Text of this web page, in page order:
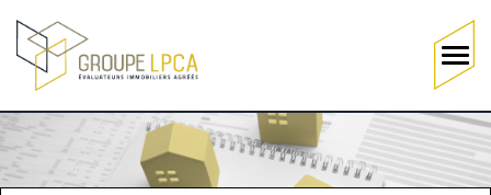
Aller
au
contenu
Main
navigation